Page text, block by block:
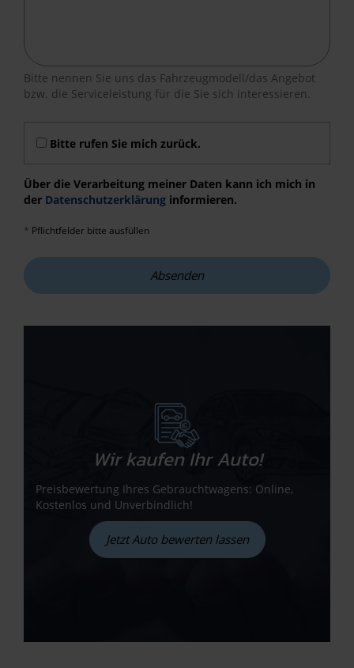
Bitte nennen Sie uns das Fahrzeugmodell/das Angebot
bzw. die Serviceleistung für die Sie sich interessieren.
Bitte rufen Sie mich zurück.
Über die Verarbeitung meiner Daten kann ich mich in
der Datenschutzerklärung informieren.
* Pflichtfelder bitte ausfüllen
Absenden
Wir kaufen Ihr Auto!
Preisbewertung Ihres Gebrauchtwagens: Online,
Kostenlos und Unverbindlich!
Jetzt Auto bewerten lassen